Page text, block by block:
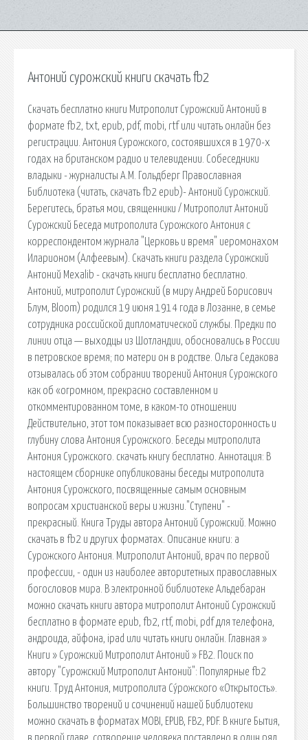
Антоний сурожский книги скачать fb2
Скачать бесплатно книги Митрополит Сурожский Антоний в
формате fb2, txt, epub, pdf, mobi, rtf или читать онлайн без
регистрации. Антония Сурожского, состоявшихся в 1970-х
годах на британском радио и телевидении. Собеседники
владыки - журналисты А.М. Гольдберг Православная
Библиотека (читать, скачать fb2 epub)- Антоний Сурожский.
Берегитесь, братья мои, священники / Митрополит Антоний
Сурожский Беседа митрополита Сурожского Антония с
корреспондентом журнала "Церковь и время" иеромонахом
Иларионом (Алфеевым). Скачать книги раздела Сурожский
Антоний Mexalib - скачать книги бесплатно бесплатно.
Антоний, митрополит Сурожский (в миру Андрей Борисович
Блум, Bloom) родился 19 июня 1914 года в Лозанне, в семье
сотрудника российской дипломатической службы. Предки по
линии отца — выходцы из Шотландии, обосновались в России
в петровское время; по матери он в родстве. Ольга Седакова
отзывалась об этом собрании творений Антония Сурожского
как об «огромном, прекрасно составленном и
откомментированном томе, в каком-то отношении
Действительно, этот том показывает всю разносторонность и
глубину слова Антония Сурожского. Беседы митрополита
Антония Сурожского. скачать книгу бесплатно. Аннотация: В
настоящем сборнике опубликованы беседы митрополита
Антония Сурожского, посвященные самым основным
вопросам христианской веры и жизни."Ступени" -
прекрасный. Книга Труды автора Антоний Сурожский. Можно
скачать в fb2 и других форматах. Описание книги: а
Сурожского Антония. Митрополит Антоний, врач по первой
профессии, - один из наиболее авторитетных православных
богословов мира. В электронной библиотеке Альдебаран
можно скачать книги автора митрополит Антоний Сурожский
бесплатно в формате epub, fb2, rtf, mobi, pdf для телефона,
андроида, айфона, ipad или читать книги онлайн. Главная »
Книги » Сурожский Митрополит Антоний » FB2. Поиск по
автору "Сурожский Митрополит Антоний": Популярные fb2
книги. Труд Антония, митрополита Су́рожского «Открытость».
Большинство творений и сочинений нашей Библиотеки
можно скачать в форматах MOBI, EPUB, FB2, PDF. В книге Бытия,
в первой главе, сотворение человека поставлено в один ряд